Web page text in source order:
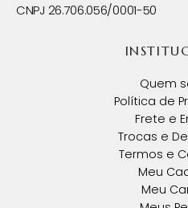
CNPJ 26.706.056/0001-50
Quem
Política de
Frete e
Trocas e
Termos e
Meu
Meu